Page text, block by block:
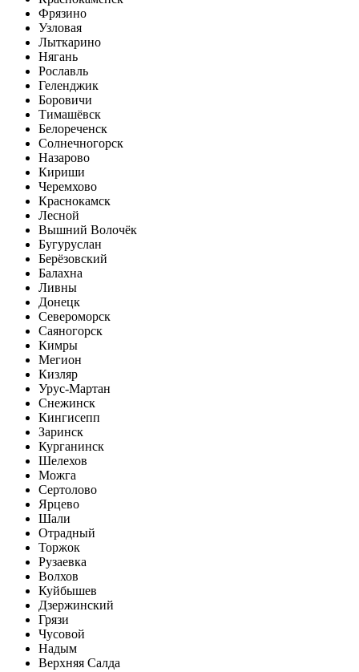
Фрязино
Узловая
Лыткарино
Нягань
Рославль
Геленджик
Боровичи
Тимашёвск
Белореченск
Солнечногорск
Назарово
Кириши
Черемхово
Краснокамск
Лесной
Вышний Волочёк
Бугуруслан
Берёзовский
Балахна
Ливны
Донецк
Североморск
Саяногорск
Кимры
Мегион
Кизляр
Урус-Мартан
Снежинск
Кингисепп
Заринск
Курганинск
Шелехов
Можга
Сертолово
Ярцево
Шали
Отрадный
Торжок
Рузаевка
Волхов
Куйбышев
Дзержинский
Грязи
Чусовой
Надым
Верхняя Салда